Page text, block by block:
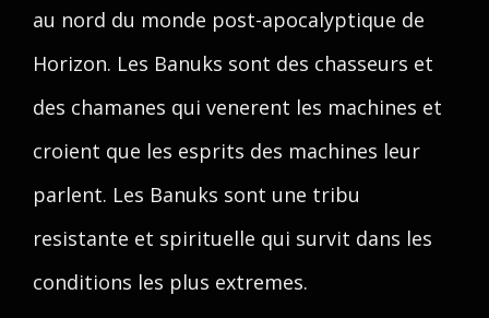
au nord du monde post-apocalyptique de
Horizon. Les Banuks sont des chasseurs et
des chamanes qui venerent les machines et
croient que les esprits des machines leur
parlent. Les Banuks sont une tribu
resistante et spirituelle qui survit dans les
conditions les plus extremes.